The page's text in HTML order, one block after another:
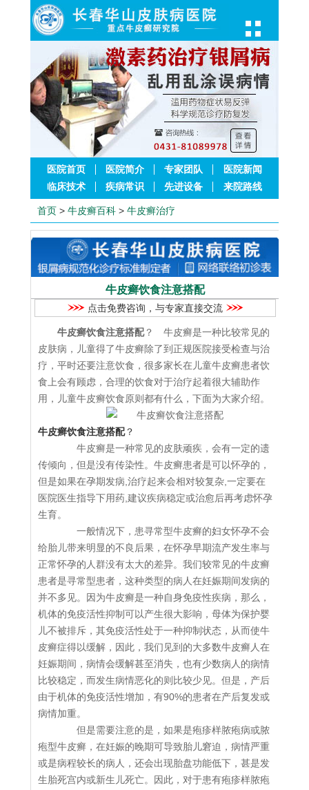
医院首页 医院简介 专家团队
医院新闻
临床技术
疾病常识 先进设备 来院路线
首页 > 牛皮癣百科 > 牛皮癣治疗
牛皮癣饮食注意搭配
点击免费咨询，与专家直接交流
牛皮癣饮食注意搭配？ 牛皮癣是一种比较常见的
皮肤病，儿童得了牛皮癣除了到正规医院接受检查与治
疗，平时还要注意饮食，很多家长在儿童牛皮癣患者饮
食上会有顾虑，合理的饮食对于治疗起着很大辅助作
用，儿童牛皮癣饮食原则都有什么，下面为大家介绍。
牛皮癣饮食注意搭配？
牛皮癣是一种常见的皮肤顽疾，会有一定的遗
传倾向，但是没有传染性。牛皮癣患者是可以怀孕的，
但是如果在孕期发病,治疗起来会相对较复杂,一定要在
医院医生指导下用药,建议疾病稳定或治愈后再考虑怀孕
生育。
一般情况下，患寻常型牛皮癣的妇女怀孕不会
给胎儿带来明显的不良后果，在怀孕早期流产发生率与
正常怀孕的人群没有太大的差异。我们较常见的牛皮癣
患者是寻常型患者，这种类型的病人在妊娠期间发病的
并不多见。因为牛皮癣是一种自身免疫性疾病，那么，
机体的免疫活性抑制可以产生很大影响，母体为保护婴
儿不被排斥，其免疫活性处于一种抑制状态，从而使牛
皮癣症得以缓解，因此，我们见到的大多数牛皮癣人在
妊娠期间，病情会缓解甚至消失，也有少数病人的病情
比较稳定，而发生病情恶化的则比较少见。但是，产后
由于机体的免疫活性增加，有90%的患者在产后复发或
病情加重。
但是需要注意的是，如果是疱疹样脓疱病或脓
疱型牛皮癣，在妊娠的晚期可导致胎儿窘迫，病情严重
或是病程较长的病人，还会出现胎盘功能低下，甚是发
生胎死宫内或新生儿死亡。因此，对于患有疱疹样脓疱